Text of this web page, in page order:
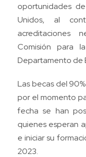
oportunidades
Unidos, al
acreditaciones
Comisión para
Departamento de
Las becas del
por el momento
fecha se han
quienes esperan
e iniciar su
2023.